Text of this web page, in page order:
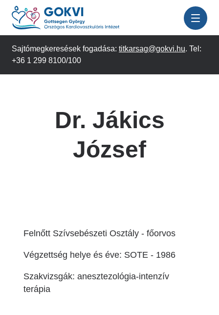
Ugrás
tartalomra
Sajtómegkeresések fogadása: titkarsag@gokvi.hu. Tel:
+36 1 299 8100/100
Dr. Jákics
József
Felnőtt Szívsebészeti Osztály - főorvos
Végzettség helye és éve: SOTE - 1986
Szakvizsgák: anesztezológia-intenzív
terápia